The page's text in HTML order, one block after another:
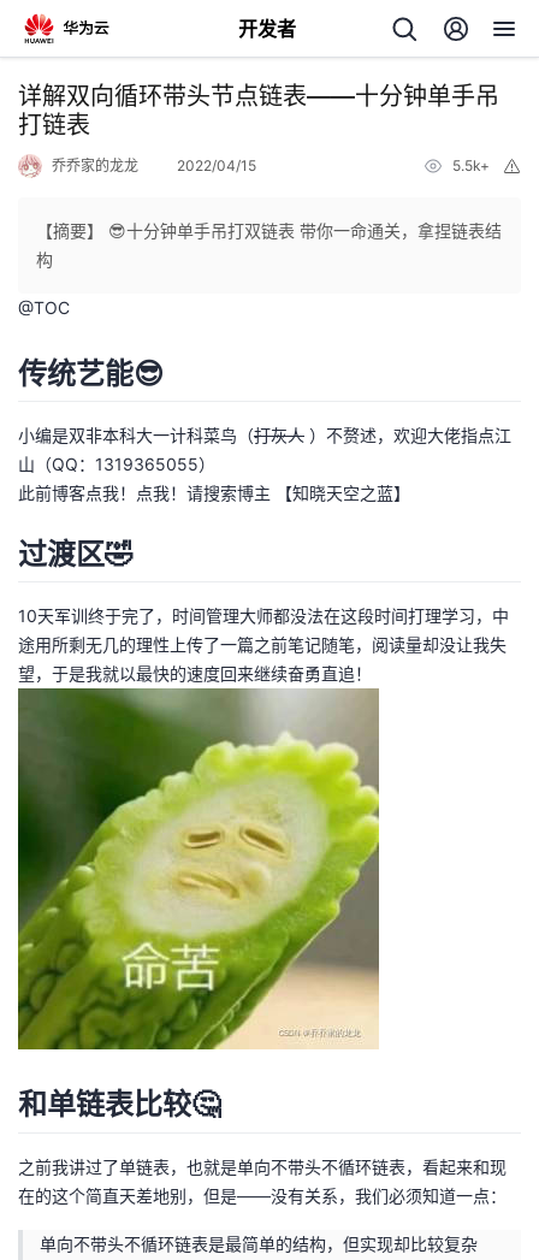
开发者
返
回
页
开
我
坛
圈
的
播
我
活
动
的
关
注
我
的
开
发
我
的
Programs
我
的
详解双向循环带头节点链表——十分钟单手吊
打链表
乔乔家的龙龙 2022/04/15 5.5k+
【摘要】 😎十分钟单手吊打双链表 带你一命通关，拿捏链表结
构
@TOC
传统艺能😎
小编是双非本科大一计科菜鸟（打灰人 ）不赘述，欢迎大佬指点江
山（QQ：1319365055）
此前博客点我！点我！请搜索博主 【知晓天空之蓝】
过渡区🤣
10天军训终于完了，时间管理大师都没法在这段时间打理学习，中
途用所剩无几的理性上传了一篇之前笔记随笔，阅读量却没让我失
望，于是我就以最快的速度回来继续奋勇直追！
和单链表比较🤔
之前我讲过了单链表，也就是单向不带头不循环链表，看起来和现
在的这个简直天差地别，但是——没有关系，我们必须知道一点：
单向不带头不循环链表是最简单的结构，但实现却比较复杂